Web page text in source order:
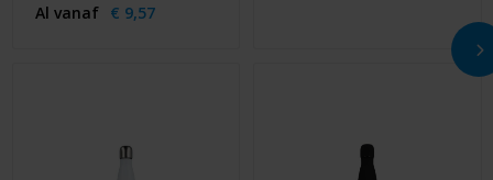
Al vanaf € 9,57